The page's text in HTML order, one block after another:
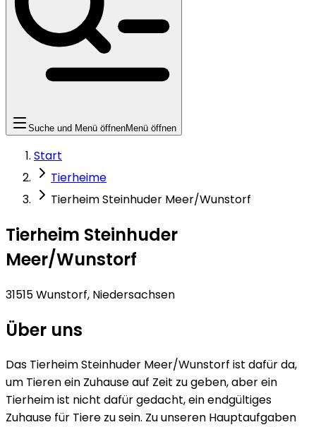
Suche und Menü öffnenMenü öffnen
Start
Tierheime
Tierheim Steinhuder Meer/Wunstorf
Tierheim Steinhuder
Meer/Wunstorf
31515 Wunstorf, Niedersachsen
Über uns
Das Tierheim Steinhuder Meer/Wunstorf ist dafür da,
um Tieren ein Zuhause auf Zeit zu geben, aber ein
Tierheim ist nicht dafür gedacht, ein endgültiges
Zuhause für Tiere zu sein. Zu unseren Hauptaufgaben